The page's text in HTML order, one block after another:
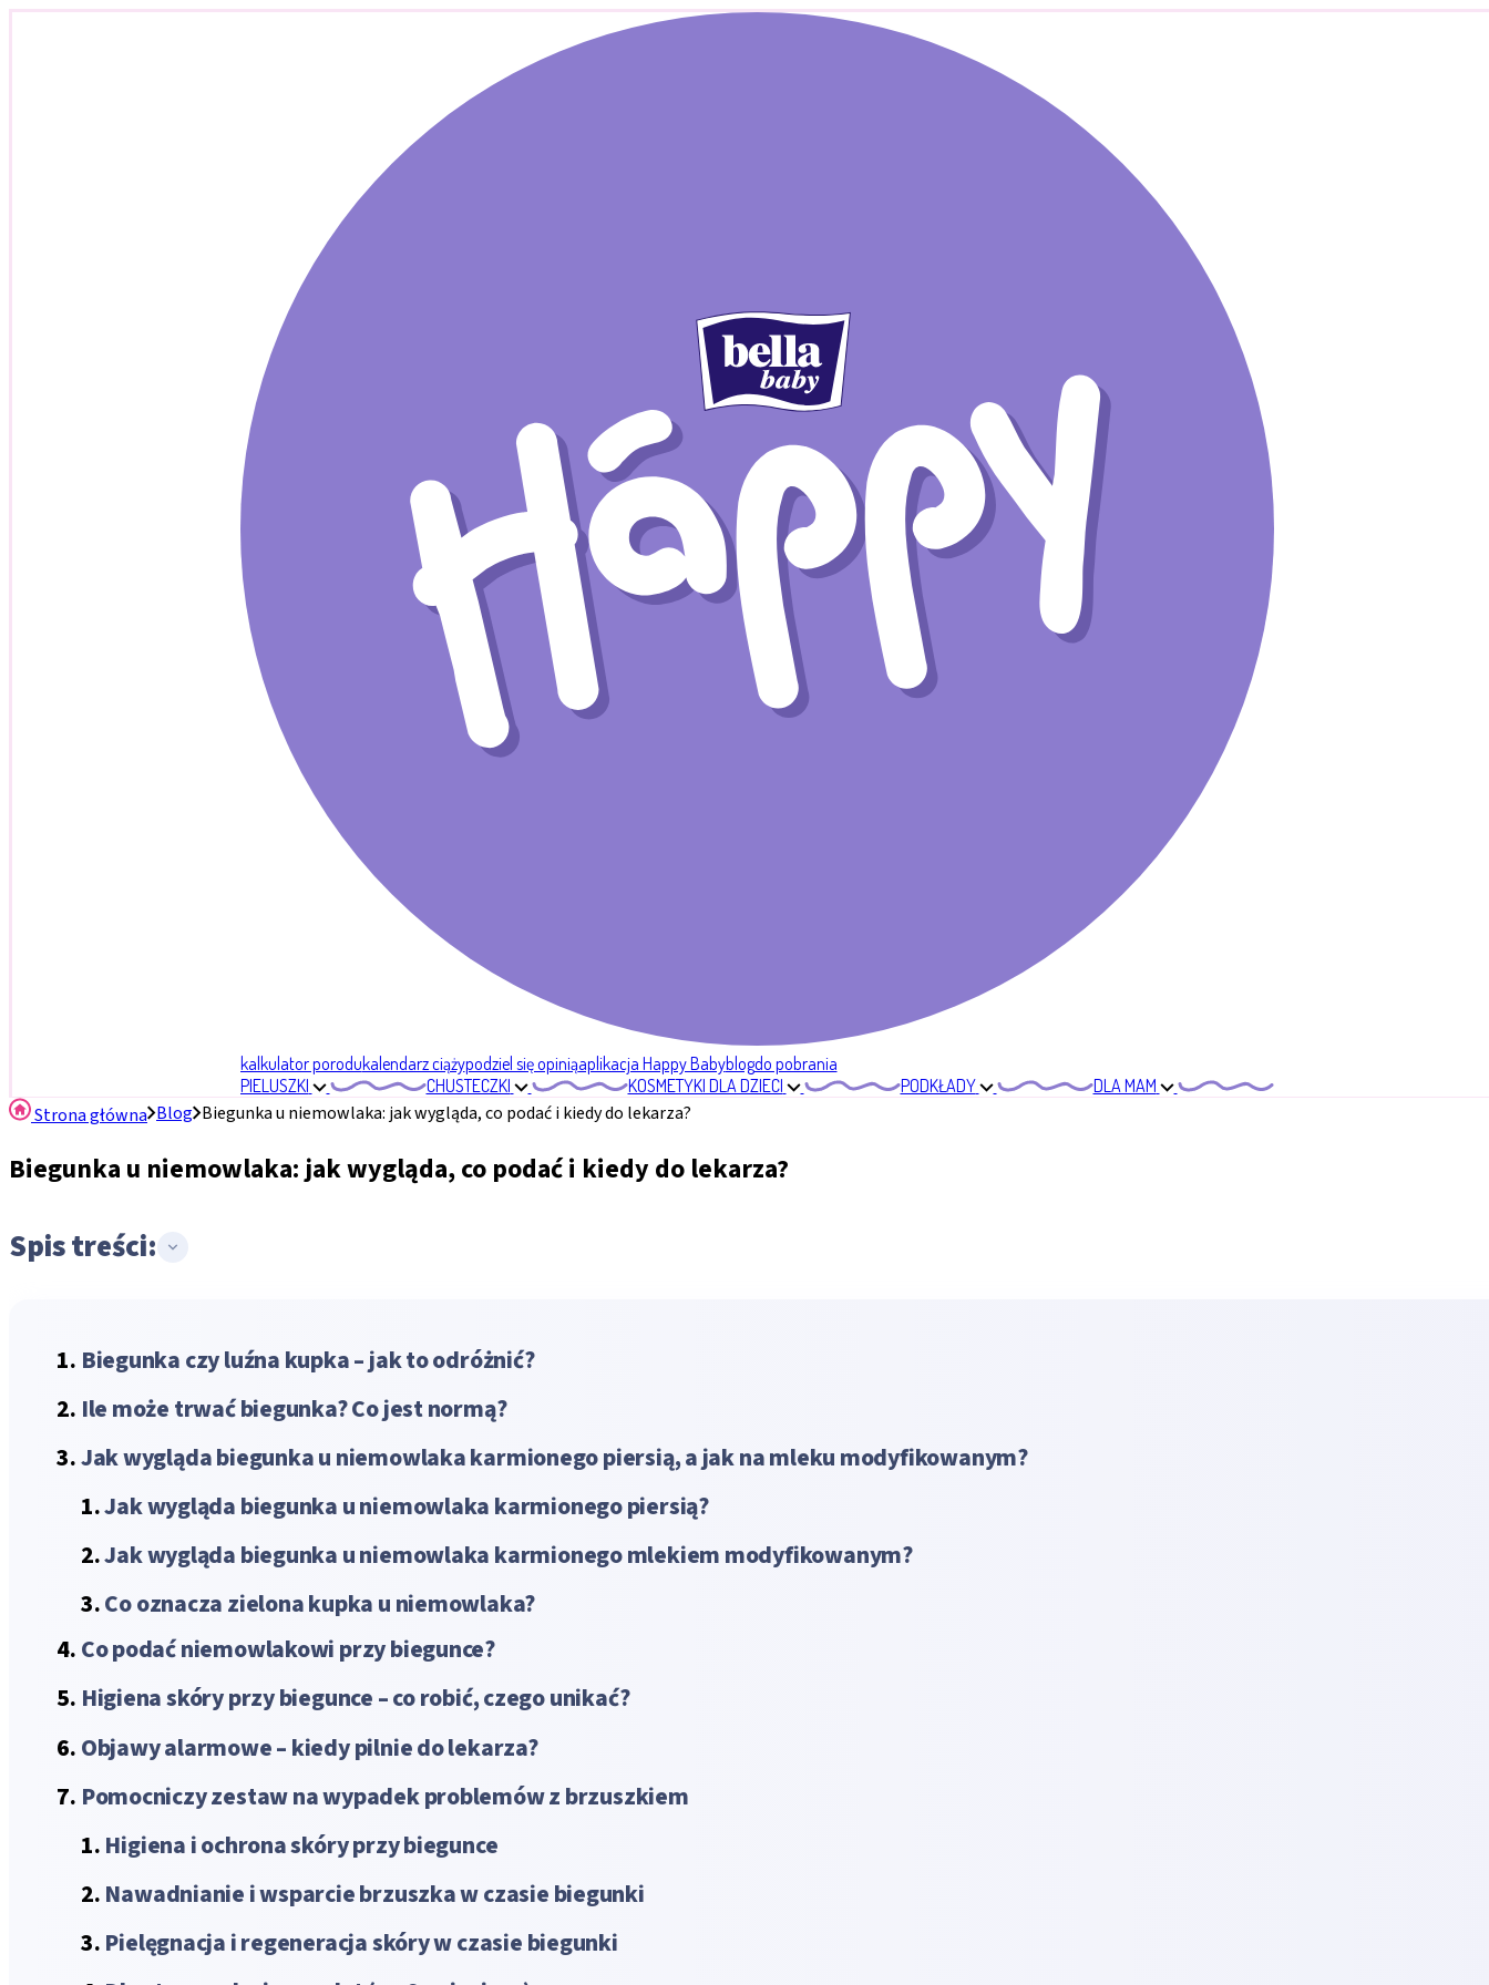
kalkulator porodukalendarz ciążypodziel się opiniąaplikacja Happy Babyblogdo pobrania
PIELUSZKI
CHUSTECZKI KOSMETYKI DLA DZIECI PODKŁADY DLA MAM
Strona główna Blog Biegunka u niemowlaka: jak wygląda, co podać i kiedy do lekarza?
Biegunka u niemowlaka: jak wygląda, co podać i kiedy do lekarza?
Spis treści:
Biegunka czy luźna kupka – jak to odróżnić?
Ile może trwać biegunka? Co jest normą?
Jak wygląda biegunka u niemowlaka karmionego piersią, a jak na mleku modyfikowanym?
Jak wygląda biegunka u niemowlaka karmionego piersią?
Jak wygląda biegunka u niemowlaka karmionego mlekiem modyfikowanym?
Co oznacza zielona kupka u niemowlaka?
Co podać niemowlakowi przy biegunce?
Higiena skóry przy biegunce – co robić, czego unikać?
Objawy alarmowe – kiedy pilnie do lekarza?
Pomocniczy zestaw na wypadek problemów z brzuszkiem
Higiena i ochrona skóry przy biegunce
Nawadnianie i wsparcie brzuszka w czasie biegunki
Pielęgnacja i regeneracja skóry w czasie biegunki